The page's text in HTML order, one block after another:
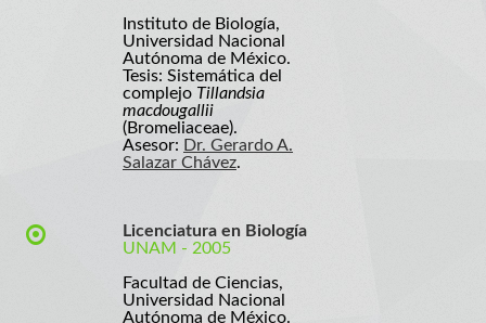
Instituto de Biología,
Universidad Nacional
Autónoma de México.
Tesis: Sistemática del
complejo Tillandsia
macdougallii
(Bromeliaceae).
Asesor: Dr. Gerardo A.
Salazar Chávez.
Licenciatura en Biología
UNAM - 2005
Facultad de Ciencias,
Universidad Nacional
Autónoma de México.